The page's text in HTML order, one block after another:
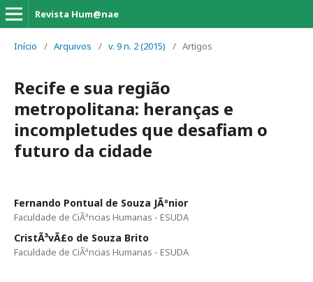
Revista Hum@nae
Início / Arquivos / v. 9 n. 2 (2015) / Artigos
Recife e sua região
metropolitana: heranças e
incompletudes que desafiam o
futuro da cidade
Fernando Pontual de Souza JÃºnior
Faculdade de CiÃªncias Humanas - ESUDA
CristÃ³vÃ£o de Souza Brito
Faculdade de CiÃªncias Humanas - ESUDA